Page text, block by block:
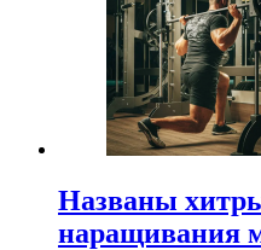
Названы
наращивания